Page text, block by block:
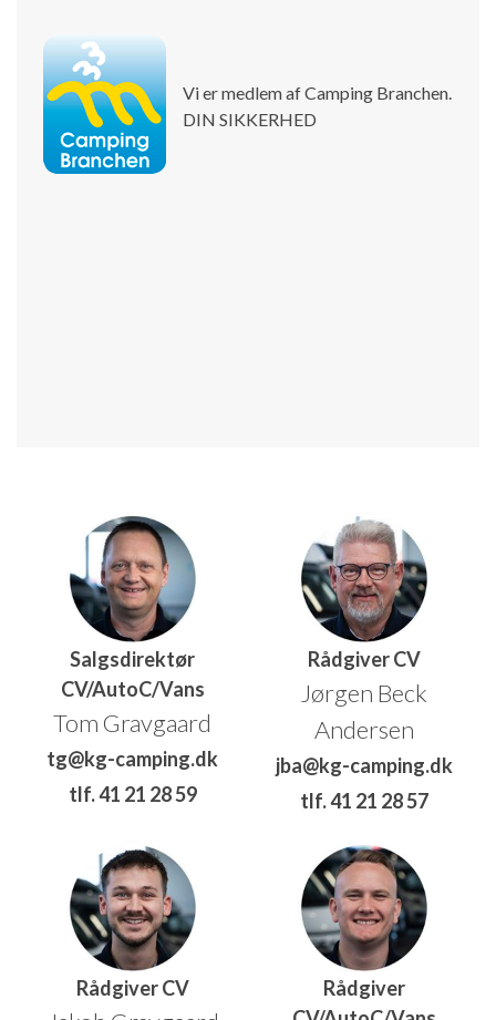
Vi er medlem af Camping Branchen.
DIN SIKKERHED
Salgsdirektør
CV/AutoC/Vans
Tom Gravgaard
tg@kg-camping.dk
tlf. 41 21 28 59
Rådgiver CV
Jørgen Beck
Andersen
jba@kg-camping.dk
tlf. 41 21 28 57
Rådgiver CV
Rådgiver